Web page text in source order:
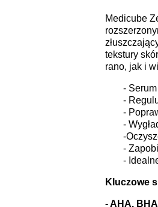
Medicube
tekstury
rano, jak i
-
-
-
-
-
-
-
Kluczowe
- AHA,